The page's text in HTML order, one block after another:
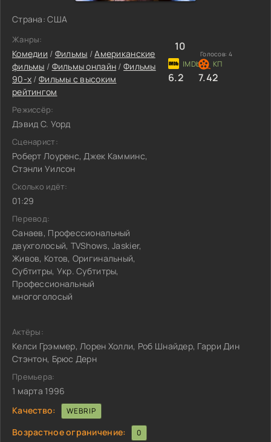
Страна: США
Жанры:
Комедии / Фильмы /Американские
фильмы / Фильмы онлайн /Фильмы
90-х / Фильмы с высоким
рейтингом
Режиссёр:
Дэвид С. Уорд
Сценарист:
Роберт Лоуренс, Джек Камминс,
Стэнли Уилсон
Сколько идёт:
01:29
Перевод:
Санаев, Профессиональный
двухголосый, TVShows, Jaskier,
Живов, Котов, Оригинальный,
Субтитры, Укр. Субтитры,
Профессиональный
многоголосый
10
Голосов: 4
6.2 7.42
Актёры:
Келси Грэммер, Лорен Холли, Роб Шнайдер, Гарри Дин
Стэнтон, Брюс Дерн
Премьера:
1 марта 1996
Качество:
WEBRIP
Возрастное ограничение: 0